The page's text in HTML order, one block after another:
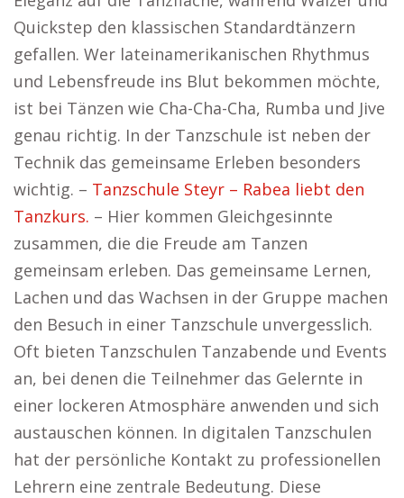
Quickstep den klassischen Standardtänzern
gefallen. Wer lateinamerikanischen Rhythmus
und Lebensfreude ins Blut bekommen möchte,
ist bei Tänzen wie Cha-Cha-Cha, Rumba und Jive
genau richtig. In der Tanzschule ist neben der
Technik das gemeinsame Erleben besonders
wichtig. – Tanzschule Steyr – Rabea liebt den
Tanzkurs. – Hier kommen Gleichgesinnte
zusammen, die die Freude am Tanzen
gemeinsam erleben. Das gemeinsame Lernen,
Lachen und das Wachsen in der Gruppe machen
den Besuch in einer Tanzschule unvergesslich.
Oft bieten Tanzschulen Tanzabende und Events
an, bei denen die Teilnehmer das Gelernte in
einer lockeren Atmosphäre anwenden und sich
austauschen können. In digitalen Tanzschulen
hat der persönliche Kontakt zu professionellen
Lehrern eine zentrale Bedeutung. Diese